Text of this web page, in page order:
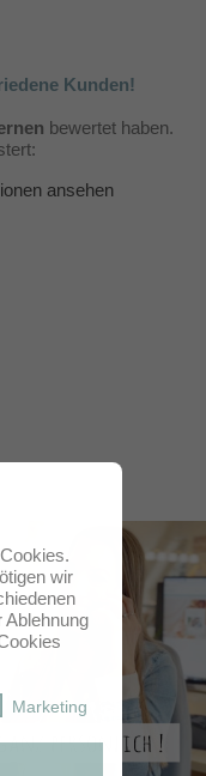
wir
Marketing
Kunden!
bewertet haben.
ansehen